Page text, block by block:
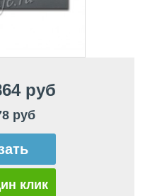
руб
руб
клик